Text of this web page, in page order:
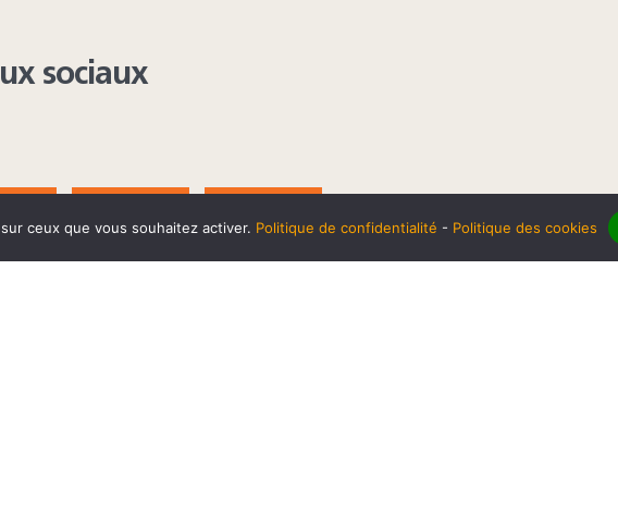
sociaux
ceux que vous souhaitez activer. Politique de confidentialité - Politique des cookies